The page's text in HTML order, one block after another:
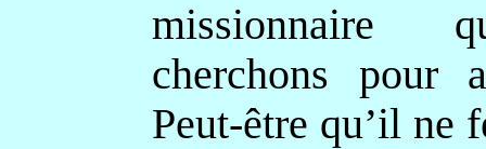
missionnaire
cherchons pour
Peut-être qu’il ne